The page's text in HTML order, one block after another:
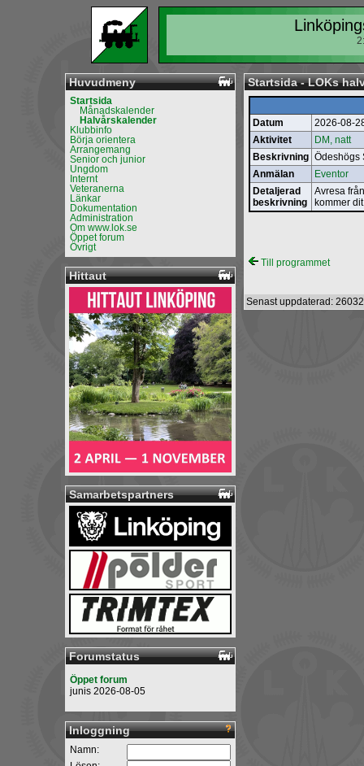
Huvudmeny
Startsida
Månadskalender
Halvårskalender
Klubbinfo
Börja orientera
Arrangemang
Senior och junior
Ungdom
Internt
Veteranerna
Länkar
Dokumentation
Administration
Om www.lok.se
Öppet forum
Övrigt
Hittaut
Samarbetspartners
Forumstatus
Öppet forum
junis 2026-08-05
Inloggning
Namn:
Startsida - LOKs
Datum
2026-08-
Aktivitet
DM, natt
Beskrivning Ödeshögs
Anmälan
Eventor
Detaljerad
beskrivning
Avresa
kommer
Till programmet
Senast uppdaterad: